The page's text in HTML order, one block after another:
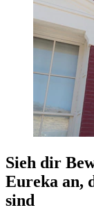
Sieh dir
Eureka an,
sind